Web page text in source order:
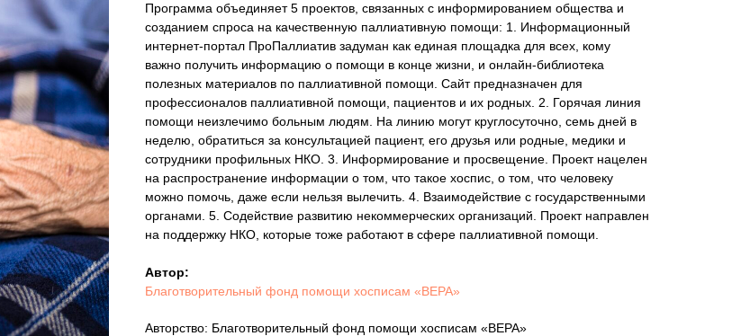
Программа объединяет 5 проектов, связанных с информированием общества и
созданием спроса на качественную паллиативную помощи: 1. Информационный
интернет-портал ПроПаллиатив задуман как единая площадка для всех, кому
важно получить информацию о помощи в конце жизни, и онлайн-библиотека
полезных материалов по паллиативной помощи. Сайт предназначен для
профессионалов паллиативной помощи, пациентов и их родных. 2. Горячая линия
помощи неизлечимо больным людям. На линию могут круглосуточно, семь дней в
неделю, обратиться за консультацией пациент, его друзья или родные, медики и
сотрудники профильных НКО. 3. Информирование и просвещение. Проект нацелен
на распространение информации о том, что такое хоспис, о том, что человеку
можно помочь, даже если нельзя вылечить. 4. Взаимодействие с государственными
органами. 5. Содействие развитию некоммерческих организаций. Проект направлен
на поддержку НКО, которые тоже работают в сфере паллиативной помощи.
Автор:
Благотворительный фонд помощи хосписам «ВЕРА»
Авторство: Благотворительный фонд помощи хосписам «ВЕРА»